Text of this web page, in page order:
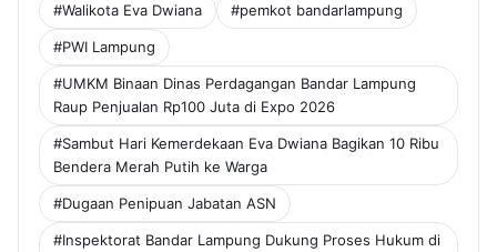
#Walikota Eva Dwiana #pemkot bandarlampung
#PWI Lampung
#UMKM Binaan Dinas Perdagangan Bandar Lampung
Raup Penjualan Rp100 Juta di Expo 2026
#Sambut Hari Kemerdekaan Eva Dwiana Bagikan 10 Ribu
Bendera Merah Putih ke Warga
#Dugaan Penipuan Jabatan ASN
#Inspektorat Bandar Lampung Dukung Proses Hukum di